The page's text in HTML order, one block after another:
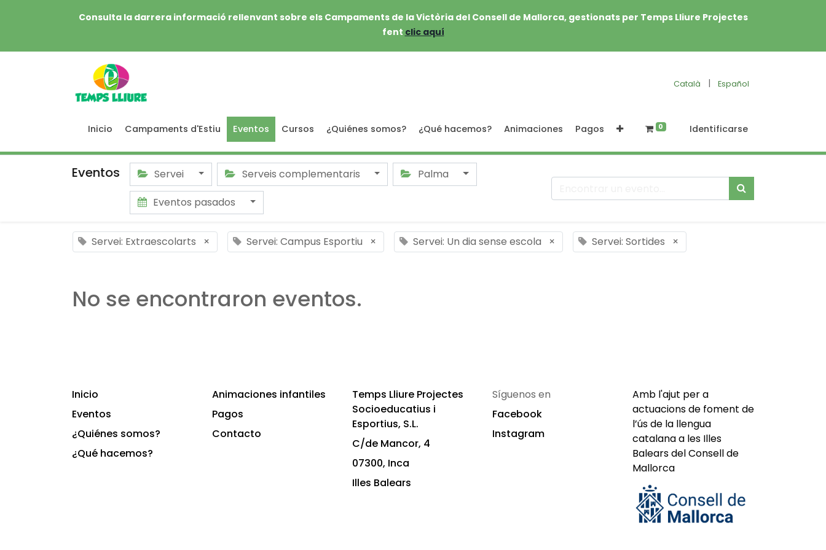
Consulta la darrera informació rellenvant sobre els Campaments de la Victòria del Consell de Mallorca, gestionats per Temps Lliure Projectes
fent clic aquí
Català | Español
Inicio Campaments d'Estiu Eventos Cursos ¿Quiénes somos? ¿Qué hacemos? Animaciones Pagos 0 Identificarse
Eventos Servei Serveis complementaris
Palma
Eventos pasados
Servei: Extraescolarts × Servei: Campus Esportiu × Servei: Un dia sense escola × Servei: Sortides ×
No se encontraron eventos.
Inicio
Eventos
¿Quiénes somos?
¿Qué hacemos?
Animaciones infantiles
Pagos
Contacto
Temps Lliure Projectes
Socioeducatius i
Esportius, S.L.
C/de Mancor, 4
07300, Inca
Illes Balears
Síguenos en
Facebook
Instagram
Amb l'ajut per a
actuacions de foment de
l’ús de la llengua
catalana a les Illes
Balears del Consell de
Mallorca